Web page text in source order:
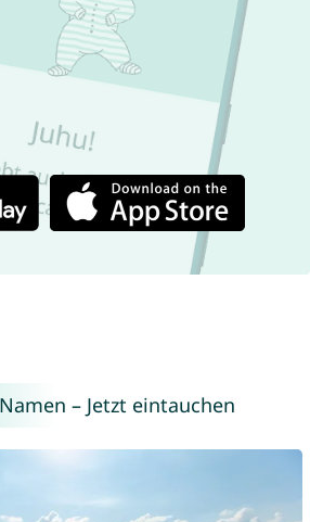
– Jetzt eintauchen